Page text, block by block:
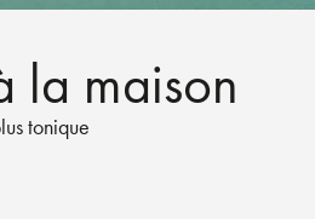
la maison
tonique